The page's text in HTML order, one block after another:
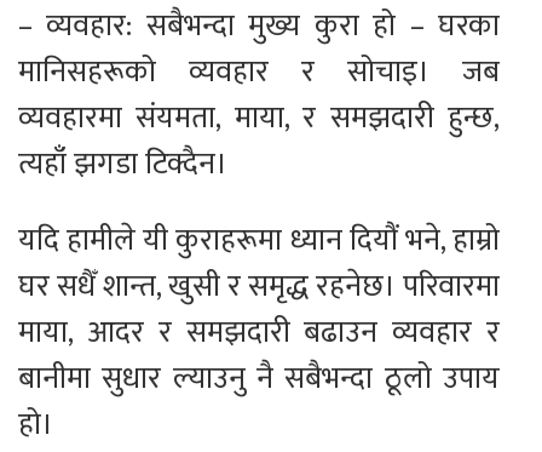
– व्यवहार: सबैभन्दा मुख्य कुरा हो – घरका
मानिसहरूको व्यवहार र सोचाइ। जब
व्यवहारमा संयमता, माया, र समझदारी हुन्छ,
त्यहाँ झगडा टिक्दैन।
यदि हामीले यी कुराहरूमा ध्यान दियौं भने, हाम्रो
घर सधैँ शान्त, खुसी र समृद्ध रहनेछ। परिवारमा
माया, आदर र समझदारी बढाउन व्यवहार र
बानीमा सुधार ल्याउनु नै सबैभन्दा ठूलो उपाय
हो।